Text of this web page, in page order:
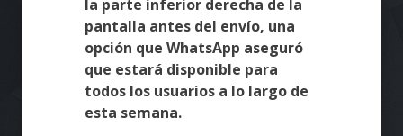
la parte inferior derecha de la
pantalla antes del envío, una
opción que WhatsApp aseguró
que estará disponible para
todos los usuarios a lo largo de
esta semana.